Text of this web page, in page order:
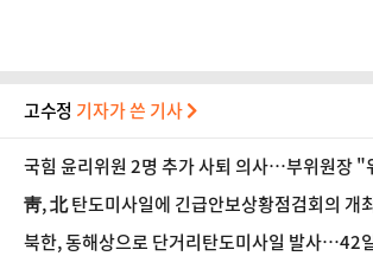
고수정 기자가 쓴 기사
국힘 윤리위원 2명 추가 사퇴 의사…부위원장 "
요구했으나 거부"
靑, 北 탄도미사일에 긴급안보상황점검회의
단 촉구
북한, 동해상으로 단거리탄도미사일 발사…42